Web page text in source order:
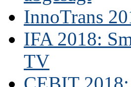
InnoTrans
IFA 2018:
TV